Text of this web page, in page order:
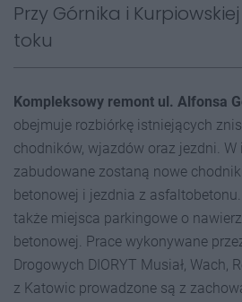
Przy Górnika i
toku
Kompleksowy remont ul. Alfonsa
obejmuje rozbiórkę istniejących
chodników, wjazdów oraz jezdni. W
zabudowane zostaną nowe
betonowej i jezdnia z
także miejsca parkingowe o
betonowej. Prace wykonywane
Drogowych DIORYT Musiał, Wach,
z Katowic prowadzone są z